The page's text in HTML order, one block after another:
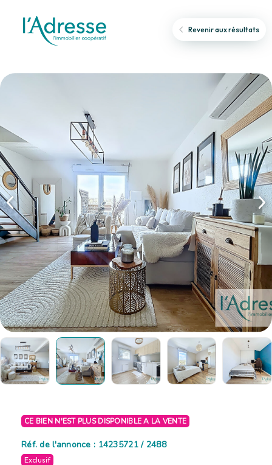
Revenir aux résultats
CE BIEN N'EST PLUS DISPONIBLE A LA VENTE
Réf. de l'annonce : 14235721 / 2488
Exclusif